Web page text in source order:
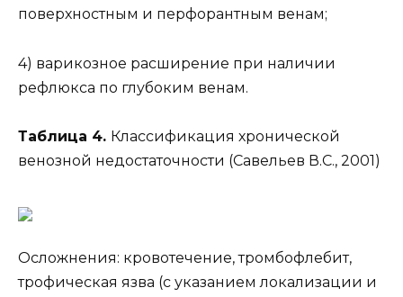
поверхностным и перфорантным венам;
4) варикозное расширение при наличии
рефлюкса по глубоким венам.
Таблица 4. Классификация хронической
венозной недостаточности (Савельев В.С., 2001)
Осложнения: кровотечение, тромбофлебит,
трофическая язва (с указанием локализации и